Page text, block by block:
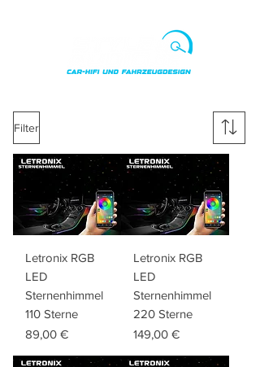
Filter
Letronix RGB
LED
Sternenhimmel
110 Sterne
Preis
89,00 €
Letronix RGB
LED
Sternenhimmel
220 Sterne
Preis
149,00 €